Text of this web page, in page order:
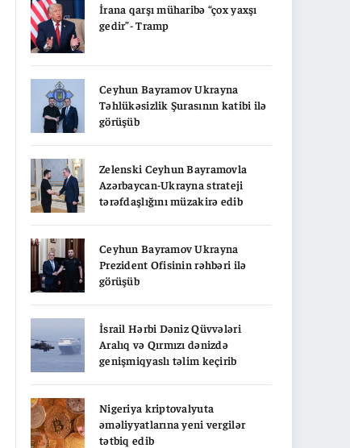
İrana qarşı müharibə “çox yaxşı
gedir”- Tramp
Ceyhun Bayramov Ukrayna
Təhlükəsizlik Şurasının katibi ilə
görüşüb
Zelenski Ceyhun Bayramovla
Azərbaycan-Ukrayna strateji
tərəfdaşlığını müzakirə edib
Ceyhun Bayramov Ukrayna
Prezident Ofisinin rəhbəri ilə
görüşüb
İsrail Hərbi Dəniz Qüvvələri
Aralıq və Qırmızı dənizdə
genişmiqyaslı təlim keçirib
Nigeriya kriptovalyuta
əməliyyatlarına yeni vergilər
tətbiq edib